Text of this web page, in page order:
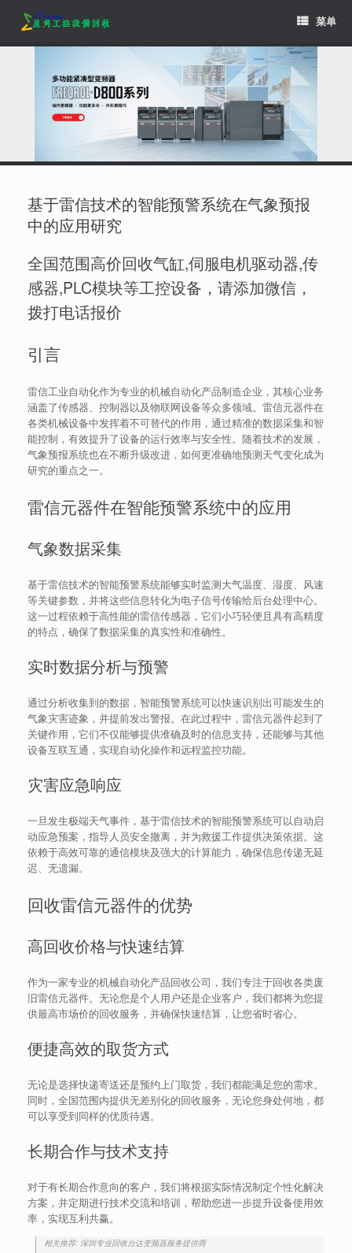
content
菜单
基于雷信技术的智能预警系统在气象预报
中的应用研究
全国范围高价回收气缸,伺服电机驱动器,传
感器,PLC模块等工控设备，请添加微信，
拨打电话报价
引言
雷信工业自动化作为专业的机械自动化产品制造企业，其核心业务
涵盖了传感器、控制器以及物联网设备等众多领域。雷信元器件在
各类机械设备中发挥着不可替代的作用，通过精准的数据采集和智
能控制，有效提升了设备的运行效率与安全性。随着技术的发展，
气象预报系统也在不断升级改进，如何更准确地预测天气变化成为
研究的重点之一。
雷信元器件在智能预警系统中的应用
气象数据采集
基于雷信技术的智能预警系统能够实时监测大气温度、湿度、风速
等关键参数，并将这些信息转化为电子信号传输给后台处理中心。
这一过程依赖于高性能的雷信传感器，它们小巧轻便且具有高精度
的特点，确保了数据采集的真实性和准确性。
实时数据分析与预警
通过分析收集到的数据，智能预警系统可以快速识别出可能发生的
气象灾害迹象，并提前发出警报。在此过程中，雷信元器件起到了
关键作用，它们不仅能够提供准确及时的信息支持，还能够与其他
设备互联互通，实现自动化操作和远程监控功能。
灾害应急响应
一旦发生极端天气事件，基于雷信技术的智能预警系统可以自动启
动应急预案，指导人员安全撤离，并为救援工作提供决策依据。这
依赖于高效可靠的通信模块及强大的计算能力，确保信息传递无延
迟、无遗漏。
回收雷信元器件的优势
高回收价格与快速结算
作为一家专业的机械自动化产品回收公司，我们专注于回收各类废
旧雷信元器件。无论您是个人用户还是企业客户，我们都将为您提
供最高市场价的回收服务，并确保快速结算，让您省时省心。
便捷高效的取货方式
无论是选择快递寄送还是预约上门取货，我们都能满足您的需求。
同时，全国范围内提供无差别化的回收服务，无论您身处何地，都
可以享受到同样的优质待遇。
长期合作与技术支持
对于有长期合作意向的客户，我们将根据实际情况制定个性化解决
方案，并定期进行技术交流和培训，帮助您进一步提升设备使用效
率，实现互利共赢。
相关推荐: 深圳专业回收台达变频器服务提供商